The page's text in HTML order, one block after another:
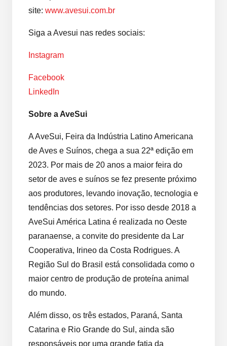
site: www.avesui.com.br
Siga a Avesui nas redes sociais:
Instagram
Facebook
LinkedIn
Sobre a AveSui
A AveSui, Feira da Indústria Latino Americana
de Aves e Suínos, chega a sua 22ª edição em
2023. Por mais de 20 anos a maior feira do
setor de aves e suínos se fez presente próximo
aos produtores, levando inovação, tecnologia e
tendências dos setores. Por isso desde 2018 a
AveSui América Latina é realizada no Oeste
paranaense, a convite do presidente da Lar
Cooperativa, Irineo da Costa Rodrigues. A
Região Sul do Brasil está consolidada como o
maior centro de produção de proteína animal
do mundo.
Além disso, os três estados, Paraná, Santa
Catarina e Rio Grande do Sul, ainda são
responsáveis por uma grande fatia da